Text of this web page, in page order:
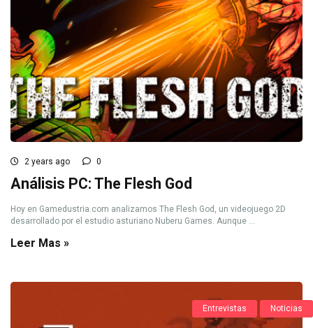
2 years ago 0
Análisis PC: The Flesh God
Hoy en Gamedustria.com analizamos The Flesh God, un videojuego 2D
desarrollado por el estudio asturiano Nuberu Games. Aunque ...
Leer Mas »
Entrevistas Noticias